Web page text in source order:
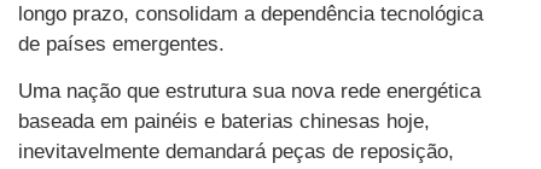
longo prazo, consolidam a dependência tecnológica
de países emergentes.
Uma nação que estrutura sua nova rede energética
baseada em painéis e baterias chinesas hoje,
inevitavelmente demandará peças de reposição,